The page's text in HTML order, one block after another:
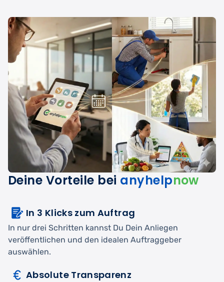
Deine Vorteile bei anyhelpnow
In 3 Klicks zum Auftrag
In nur drei Schritten kannst Du Dein Anliegen
veröffentlichen und den idealen Auftraggeber
auswählen.
Absolute Transparenz